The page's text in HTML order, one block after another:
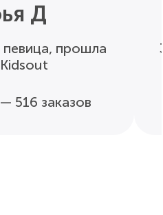
Д
певица, прошла
516 заказов